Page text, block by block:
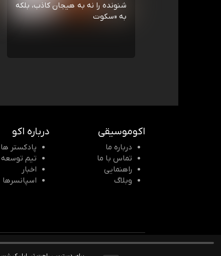
شنونده را نه به هیجان کاذب، بلکه
به «سکوت
اکوموسیقی
درباره ما
تماس با ما
راهنمایی
وبلاگ
درباره اکو
پادکستر ها
تیم توسعه
اخبار
اسپانسرها
© 2026 Echomusic & Podcast